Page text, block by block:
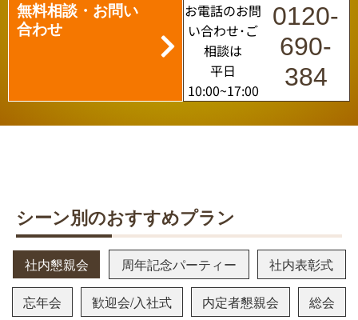
無料相談・お問い
合わせ
お電話のお問
い合わせ･ご
相談は
平日
10:00~17:00
0120-
690-
384
シーン別のおすすめプラン
社内懇親会 周年記念パーティー 社内表彰式
忘年会 歓迎会/入社式 内定者懇親会 総会